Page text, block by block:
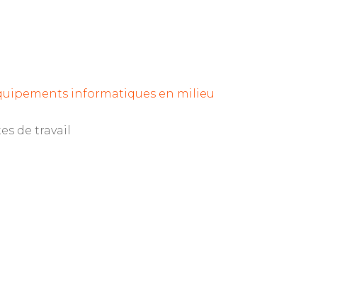
informatiques en milieu
de travail